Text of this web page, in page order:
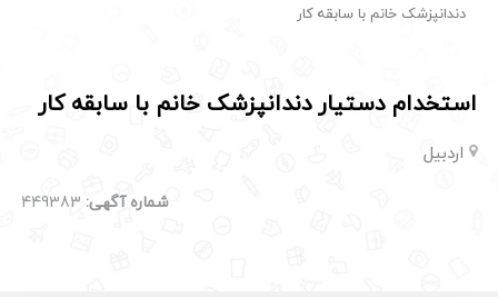
دندانپزشک خانم با سابقه کار
استخدام دستیار دندانپزشک خانم با سابقه کار
اردبیل
شماره آگهی: 449383